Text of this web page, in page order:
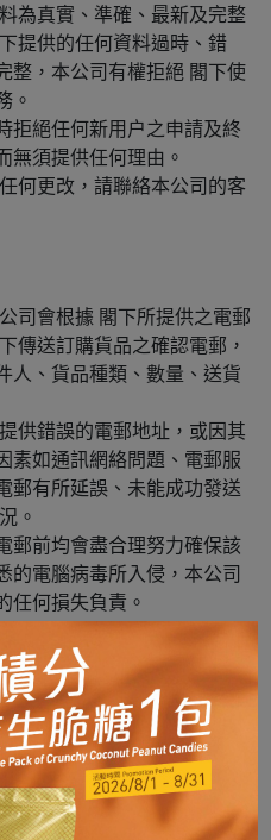
為真實、準確、最新及完整
提供的任何資料過時、錯
整，本公司有權拒絕 閣下使
。
拒絕任何新用户之申請及終
無須提供任何理由。
何更改，請聯絡本公司的客
司會根據 閣下所提供之電郵
傳送訂購貨品之確認電郵，
人、貨品種類、數量、送貨
供錯誤的電郵地址，或因其
素如通訊網絡問題、電郵服
郵有所延誤、未能成功發送
。
郵前均會盡合理努力確保該
的電腦病毒所入侵，本公司
任何損失負責。
號法律《消費者權益保
除合同的權利所指示：
，消費者於七日內享有自
說明解除理由。